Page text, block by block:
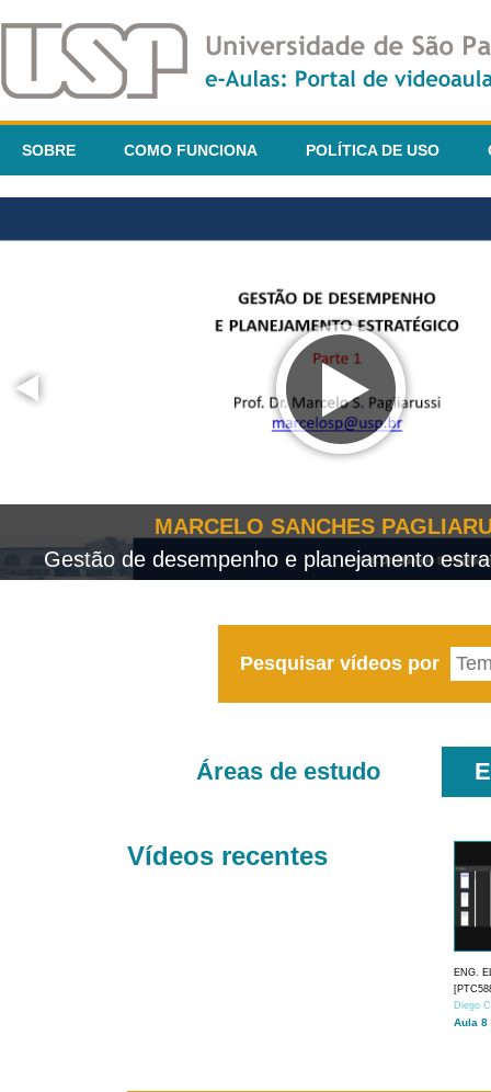
SOBRE COMO FUNCIONA POLÍTICA DE USO
MARCELO SANCHES
Gestão de desempenho e planejamento
Pesquisar vídeos por
Áreas de estudo
Vídeos recentes
ENG.
Diego
Aula 8